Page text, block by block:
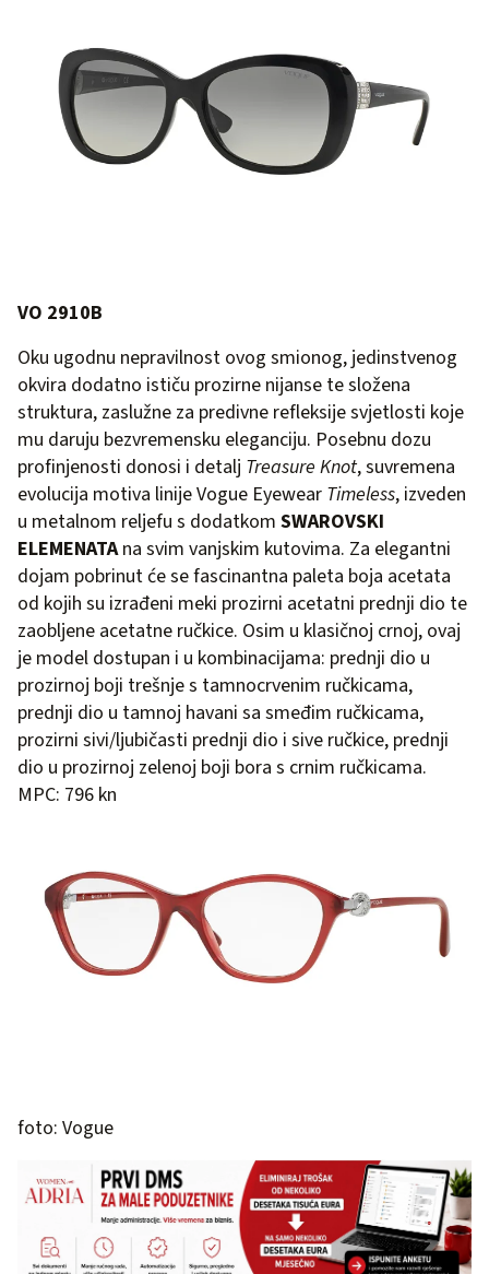
VO 2910B
Oku ugodnu nepravilnost ovog smionog, jedinstvenog
okvira dodatno ističu prozirne nijanse te složena
struktura, zaslužne za predivne refleksije svjetlosti koje
mu daruju bezvremensku eleganciju. Posebnu dozu
profinjenosti donosi i detalj Treasure Knot, suvremena
evolucija motiva linije Vogue Eyewear Timeless, izveden
u metalnom reljefu s dodatkom SWAROVSKI
ELEMENATAna svim vanjskim kutovima. Za elegantni
dojam pobrinut će se fascinantna paleta boja acetata
od kojih su izrađeni meki prozirni acetatni prednji dio te
zaobljene acetatne ručkice. Osim u klasičnoj crnoj, ovaj
je model dostupan i u kombinacijama: prednji dio u
prozirnoj boji trešnje s tamnocrvenim ručkicama,
prednji dio u tamnoj havani sa smeđim ručkicama,
prozirni sivi/ljubičasti prednji dio i sive ručkice, prednji
dio u prozirnoj zelenoj boji bora s crnim ručkicama.
MPC: 796 kn
foto: Vogue